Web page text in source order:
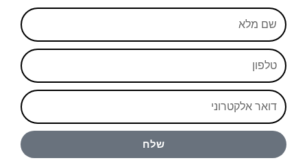
שם
מלא
טלפון
אימייל
שלח